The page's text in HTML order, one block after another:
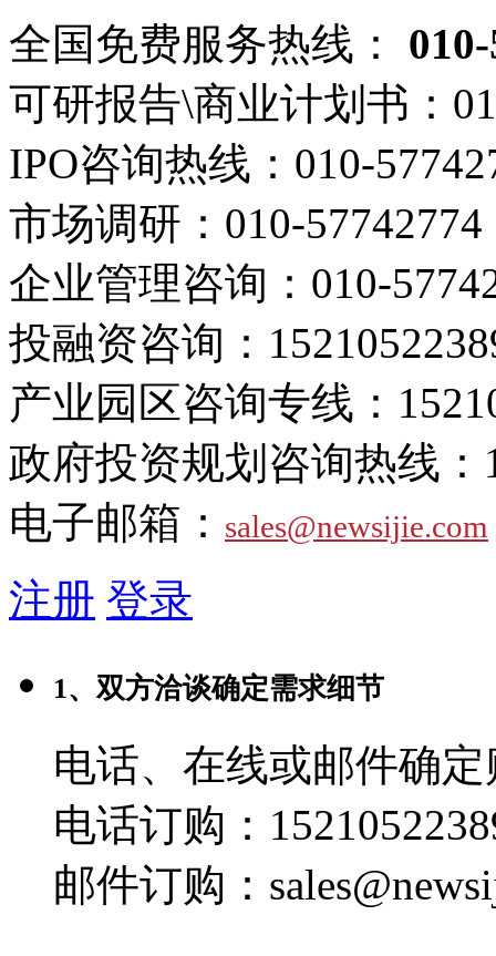
全国免费服务热线：
可研报告\商业计划书：
IPO咨询热线： 010-
市场调研： 010-57742774
企业管理咨询： 010-
投融资咨询：
产业园区咨询专线：
政府投资规划咨询热线：
电子邮箱： sales@newsijie.com
注册 登录
1、双方洽谈确定需求细节
电话、在线或邮件确
电话订购：
邮件订购：